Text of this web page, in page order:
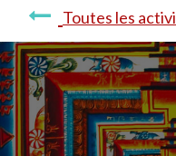
Toutes les